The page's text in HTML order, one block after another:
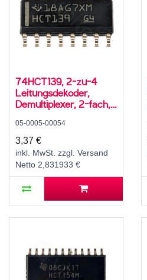
74HCT139, 2-zu-4
Leitungsdekoder,
Demultiplexer, 2-fach,
Speed CMOS, -40..125
°C
05-0005-00054
3,37 €
inkl. MwSt. zzgl. Versand
Netto 2,831933 €